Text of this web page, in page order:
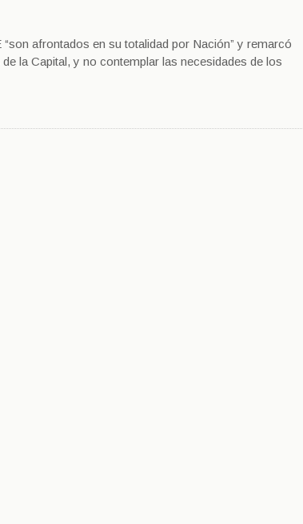
afrontados en su totalidad por Nación” y remarcó
la Capital, y no contemplar las necesidades de los